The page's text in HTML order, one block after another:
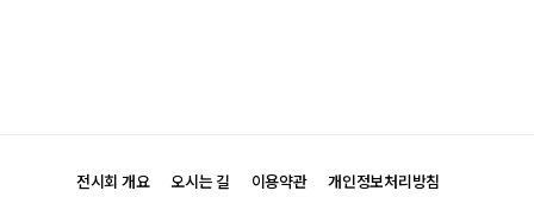
전시회 개요 오시는 길 이용약관 개인정보처리방침